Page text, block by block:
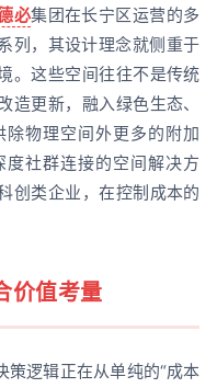
必集团在长宁区运营的多
列，其设计理念就侧重于
。这些空间往往不是传统
造更新，融入绿色生态、
物理空间外更多的附加
社群连接的空间解决方
创类企业，在控制成本的
价值考量
策逻辑正在从单纯的“成本